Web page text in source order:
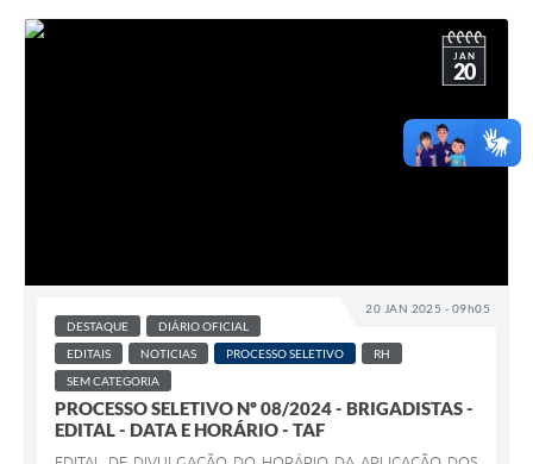
20 JAN 2025 - 09h05
JAN
20
DESTAQUE
DIÁRIO OFICIAL
EDITAIS
NOTICIAS PROCESSO SELETIVO
RH
SEM CATEGORIA
PROCESSO SELETIVO Nº 08/2024 - BRIGADISTAS -
EDITAL - DATA E HORÁRIO - TAF